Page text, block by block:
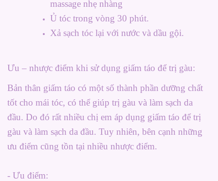
massage nhẹ nhàng
Ủ tóc trong vòng 30 phút.
Xả sạch tóc lại với nước và dầu gội.
Ưu – nhược điểm khi sử dụng giấm táo để trị gàu:
Bản thân giấm táo có một số thành phần dưỡng chất
tốt cho mái tóc, có thể giúp trị gàu và làm sạch da
đầu. Do đó rất nhiều chị em áp dụng giấm táo để trị
gàu và làm sạch da đầu. Tuy nhiên, bên cạnh những
ưu điểm cũng tồn tại nhiều nhược điểm.
- Ưu điểm: